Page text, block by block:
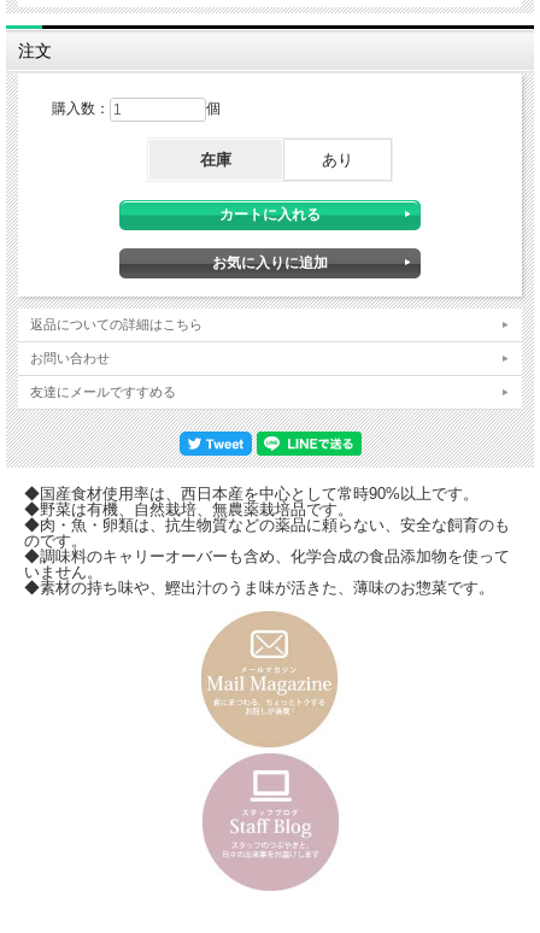
福井県産の残留農薬ゼロの玄米粉と有機豆乳、奈良県産オーガニック紅ふうき、長
崎県産太陽卵を使い、シフォンケーキを焼きました。ベーキングパウダーも不使用
です。 冷凍シフォンケーキは、お召し上がり前に冷凍庫から冷蔵庫に移し、自然
解凍にてお召し上がりくださいね。甘さ控えめで白砂糖不使用です。てんさい糖の
優しい甘みを♪ 【内容量 １カット約70ｇ アレルギー物質：大豆、たまご】
注文
購入数： 個
在庫 あり
返品についての詳細はこちら
お問い合わせ
友達にメールですすめる
◆国産食材使用率は、西日本産を中心として常時90%以上です。
◆野菜は有機、自然栽培、無農薬栽培品です。
◆肉・魚・卵類は、抗生物質などの薬品に頼らない、安全な飼育のも
のです。
◆調味料のキャリーオーバーも含め、化学合成の食品添加物を使って
いません。
◆素材の持ち味や、鰹出汁のうま味が活きた、薄味のお惣菜です。